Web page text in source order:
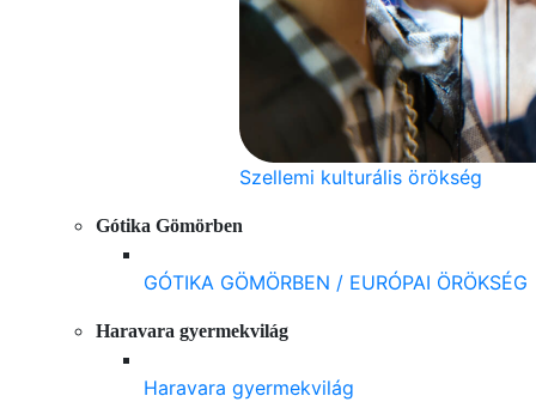
Szellemi kulturális örökség
Gótika Gömörben
GÓTIKA GÖMÖRBEN / EURÓPAI ÖRÖKSÉG
Haravara gyermekvilág
Haravara gyermekvilág